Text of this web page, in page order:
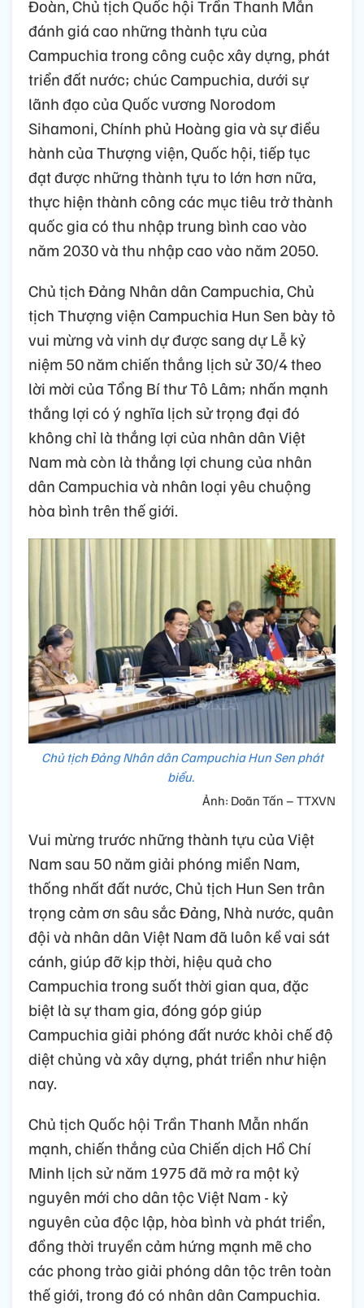
Đoàn, Chủ tịch Quốc hội Trần Thanh Mẫn
đánh giá cao những thành tựu của
Campuchia trong công cuộc xây dựng, phát
triển đất nước; chúc Campuchia, dưới sự
lãnh đạo của Quốc vương Norodom
Sihamoni, Chính phủ Hoàng gia và sự điều
hành của Thượng viện, Quốc hội, tiếp tục
đạt được những thành tựu to lớn hơn nữa,
thực hiện thành công các mục tiêu trở thành
quốc gia có thu nhập trung bình cao vào
năm 2030 và thu nhập cao vào năm 2050.
Chủ tịch Đảng Nhân dân Campuchia, Chủ
tịch Thượng viện Campuchia Hun Sen bày tỏ
vui mừng và vinh dự được sang dự Lễ kỷ
niệm 50 năm chiến thắng lịch sử 30/4 theo
lời mời của Tổng Bí thư Tô Lâm; nhấn mạnh
thắng lợi có ý nghĩa lịch sử trọng đại đó
không chỉ là thắng lợi của nhân dân Việt
Nam mà còn là thắng lợi chung của nhân
dân Campuchia và nhân loại yêu chuộng
hòa bình trên thế giới.
Chủ tịch Đảng Nhân dân Campuchia Hun Sen phát
biểu.
Ảnh: Doãn Tấn – TTXVN
Vui mừng trước những thành tựu của Việt
Nam sau 50 năm giải phóng miền Nam,
thống nhất đất nước, Chủ tịch Hun Sen trân
trọng cảm ơn sâu sắc Đảng, Nhà nước, quân
đội và nhân dân Việt Nam đã luôn kề vai sát
cánh, giúp đỡ kịp thời, hiệu quả cho
Campuchia trong suốt thời gian qua, đặc
biệt là sự tham gia, đóng góp giúp
Campuchia giải phóng đất nước khỏi chế độ
diệt chủng và xây dựng, phát triển như hiện
nay.
Chủ tịch Quốc hội Trần Thanh Mẫn nhấn
mạnh, chiến thắng của Chiến dịch Hồ Chí
Minh lịch sử năm 1975 đã mở ra một kỷ
nguyên mới cho dân tộc Việt Nam - kỷ
nguyên của độc lập, hòa bình và phát triển,
đồng thời truyền cảm hứng mạnh mẽ cho
các phong trào giải phóng dân tộc trên toàn
thế giới, trong đó có nhân dân Campuchia.